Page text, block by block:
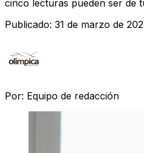
cinco lecturas pueden ser de
Publicado: 31 de marzo de
Por: Equipo de redacción